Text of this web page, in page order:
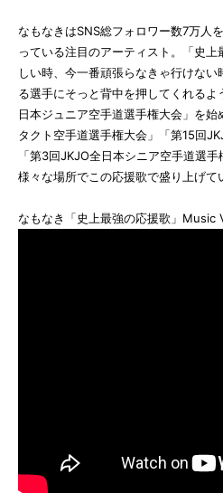
なもなきはSNS総フォロワー数7万人
っている注目のアーティスト。「史
しい時、今一番頑張らなきゃ行けな
る選手にそっと背中を押してくれる
日本ジュニア空手道選手権大会」を
タクト空手道選手権大会」「第15回
「第3回JKJO全日本シニア空手道選
様々な場所でこの応援歌で盛り上げて
なもなき「史上最強の応援歌」Music